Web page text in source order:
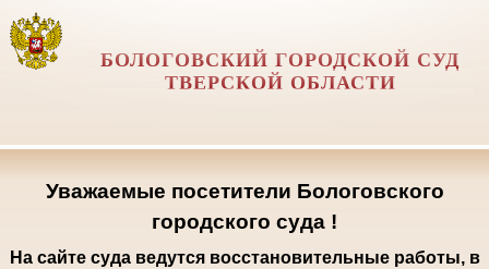
БОЛОГОВСКИЙ ГОРОДСКОЙ СУД
ТВЕРСКОЙ ОБЛАСТИ
Уважаемые посетители Бологовского
городского суда !
На сайте суда ведутся восстановительные работы, в